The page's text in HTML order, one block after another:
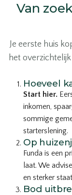
Van
Je eerste huis
het
Hoeveel
Start hier.
inkomen,
sommige
starterslening.
Op
Funda is een
laat. We
en sterker
Bod